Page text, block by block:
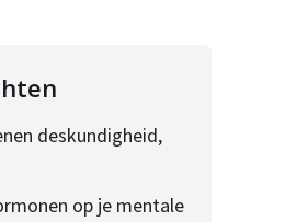
deskundigheid,
op je mentale